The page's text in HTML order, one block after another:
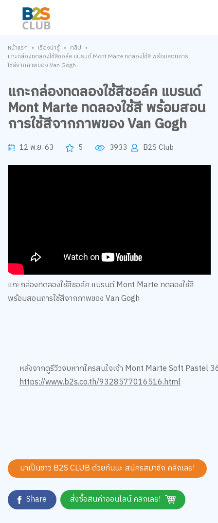
หน้าแรก • เรื่องน่ารู้ • คลิป •
แกะกล่องทดลองใช้สีชอล์ค แบรนด์ Mont Marte ทดลองใช้สี พร้อมสอนการ
ใช้สีจากภาพของ Van Gogh
แกะกล่องทดลองใช้สีชอล์ค แบรนด์
Mont Marte ทดลองใช้สี พร้อมสอน
การใช้สีจากภาพของ Van Gogh
12 พ.ย. 63 5 3933 B2S Club
แกะกล่องทดลองใช้สีชอล์ค แบรนด์ Mont Marte ทดลองใช้สี
พร้อมสอนการใช้สีจากภาพของ Van Gogh
หลังจากดูรีวิวจบหากใครสนใจเจ้า Mont Marte Soft Pastel
https://www.b2s.co.th/9328577016516.html
มาเป็นชาว B2S CLUB ด้วยกันนะ สมัครสมาชิก คลิกเลย!
Share สั่งซื้อสินค้าออนไลน์ คลิกเลย!